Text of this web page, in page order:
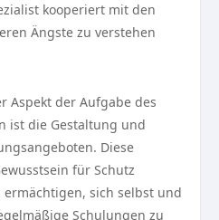
kooperiert mit den
Ängste zu verstehen
Aspekt der Aufgabe des
ist die Gestaltung und
Diese
für Schutz
sich selbst und
Schulungen zu